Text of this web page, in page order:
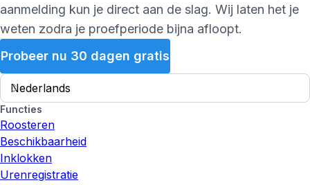
aanmelding kun je direct aan de slag. Wij laten het je
weten zodra je proefperiode bijna afloopt.
Probeer nu 30 dagen gratis
Functies
Roosteren
Beschikbaarheid
Inklokken
Urenregistratie